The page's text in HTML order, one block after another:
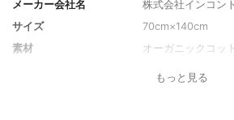
メーカー会社名
株式会社インコン
サイズ
70cm×140cm
素材
オーガニックコッ
もっと見る